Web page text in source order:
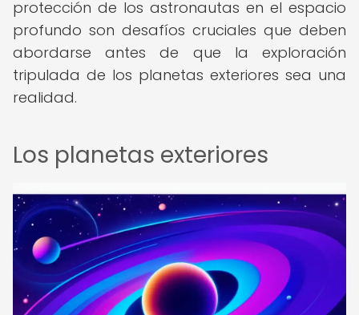
protección de los astronautas en el espacio
profundo son desafíos cruciales que deben
abordarse antes de que la exploración
tripulada de los planetas exteriores sea una
realidad.
Los planetas exteriores